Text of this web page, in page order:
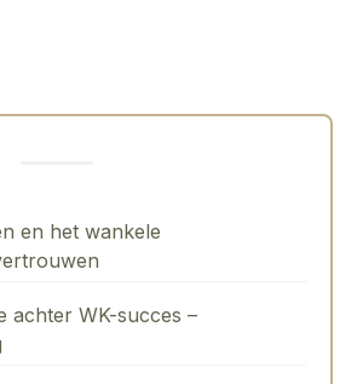
en het wankele
achter WK-succes –